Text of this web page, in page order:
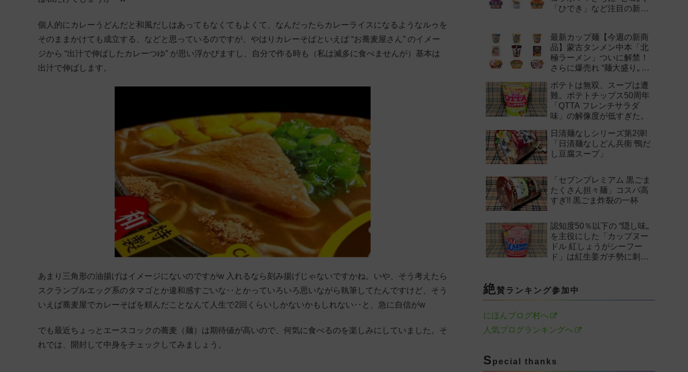
個人的にカレーうどんだと和風だしはあってもなくてもよくて、なんだったらカレーライスになるようなルゥを
そのままかけても成立する、などと思っているのですが、やはりカレーそばといえば “お蕎麦屋さん” のイメー
ジから “出汁で伸ばしたカレーつゆ” が思い浮かびますし、自分で作る時も（私は滅多に食べませんが）基本は
出汁で伸ばします。
あまり三角形の油揚げはイメージにないのですがw 入れるなら刻み揚げじゃないですかね。いや、そう考えたら
スクランブルエッグ系のタマゴとか違和感すごいな‥とかっていろいろ思いながら執筆してたんですけど、そう
いえば蕎麦屋でカレーそばを頼んだことなんて人生で2回くらいしかないかもしれない‥と、急に自信がw
でも最近ちょっとエースコックの蕎麦（麺）は期待値が高いので、何気に食べるのを楽しみにしていました。そ
れでは、開封して中身をチェックしてみましょう。
「ひでき」など注目の新作
最新カップ麺【今週の新商
品】蒙古タンメン中本「北
極ラーメン」ついに解禁！
さらに爆売れ “麺大盛り„ シ
作まとめ！
ポテトは無双、スープは遭
難。ポテトチップス50周年
「QTTA フレンチサラダ
味」の解像度が低すぎた。
日清麺なしシリーズ第2弾!
「日清麺なしどん兵衛 鴨だ
し豆腐スープ」
「セブンプレミアム 黒ごま
たくさん担々麺」コスパ高
すぎ!! 黒ごま炸裂の一杯
認知度50％以下の “隠し味„
を主役にした「カップヌー
ドル 紅しょうがシーフー
ド」は紅生姜ガチ勢に刺さ
絶賛ランキング参加中
にほんブログ村へ
人気ブログランキングへ
S pecial thanks